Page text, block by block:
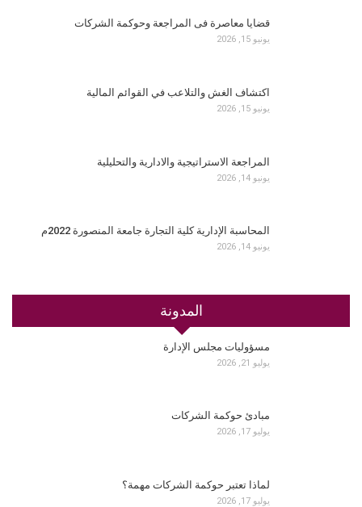
قضايا معاصرة فى المراجعة وحوكمة الشركات
يونيو 15, 2026
اكتشاف الغش والتلاعب في القوائم المالية
يونيو 15, 2026
المراجعة الاستراتيجية والادارية والتحليلية
يونيو 14, 2026
المحاسبة الإدارية كلية التجارة جامعة المنصورة 2022م
يونيو 14, 2026
المدونة
مسؤوليات مجلس الإدارة
يوليو 21, 2026
مبادئ حوكمة الشركات
يوليو 17, 2026
لماذا تعتبر حوكمة الشركات مهمة؟
يوليو 17, 2026